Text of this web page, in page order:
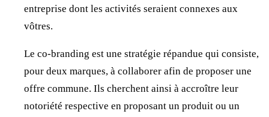
entreprise dont les activités seraient connexes aux
vôtres.
Le co-branding est une stratégie répandue qui consiste,
pour deux marques, à collaborer afin de proposer une
offre commune. Ils cherchent ainsi à accroître leur
notoriété respective en proposant un produit ou un